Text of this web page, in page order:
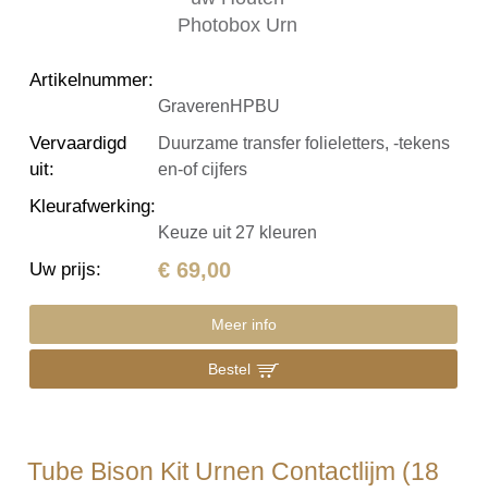
Artikelnummer:
GraverenHPBU
Vervaardigd
uit:
Duurzame transfer folieletters, -tekens
en-of cijfers
Kleurafwerking:
Keuze uit 27 kleuren
Uw prijs: € 69,00
Meer info
Bestel
Tube Bison Kit Urnen Contactlijm (18